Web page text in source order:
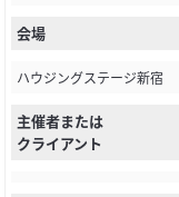
会場
ハウジングステージ新宿
主催者または
クライアント